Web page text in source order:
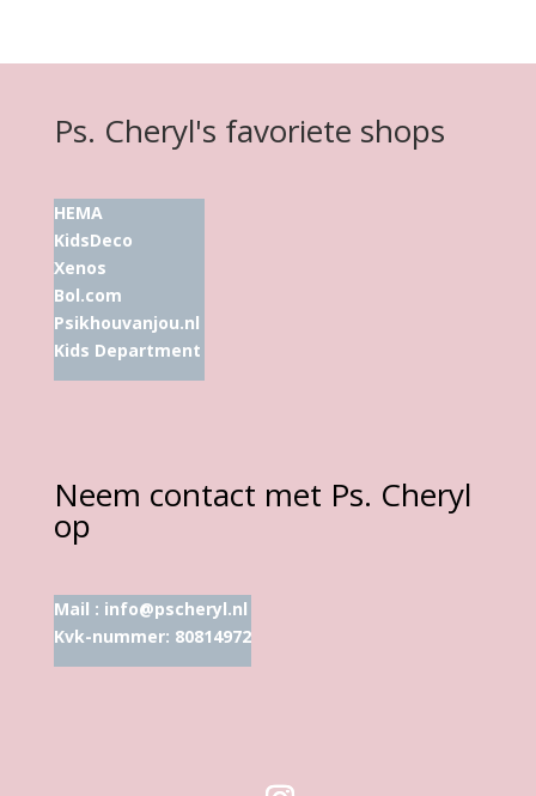
Ps. Cheryl's favoriete shops
HEMA
KidsDeco
Xenos
Bol.com
Psikhouvanjou.nl
Kids Department
Neem contact met Ps. Cheryl
op
Mail : info@pscheryl.nl
Kvk-nummer: 80814972